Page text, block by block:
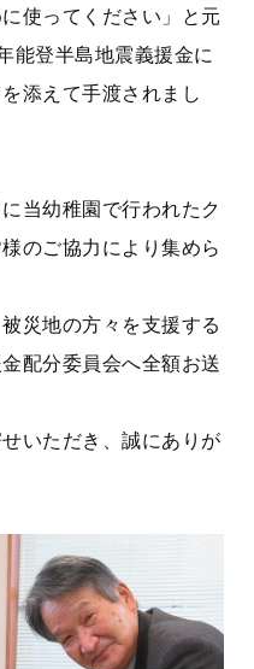
使ってください」と元
能登半島地震義援金に
添えて手渡されまし
当幼稚園で行われたク
のご協力により集めら
災地の方々を支援する
配分委員会へ全額お送
いただき、誠にありが